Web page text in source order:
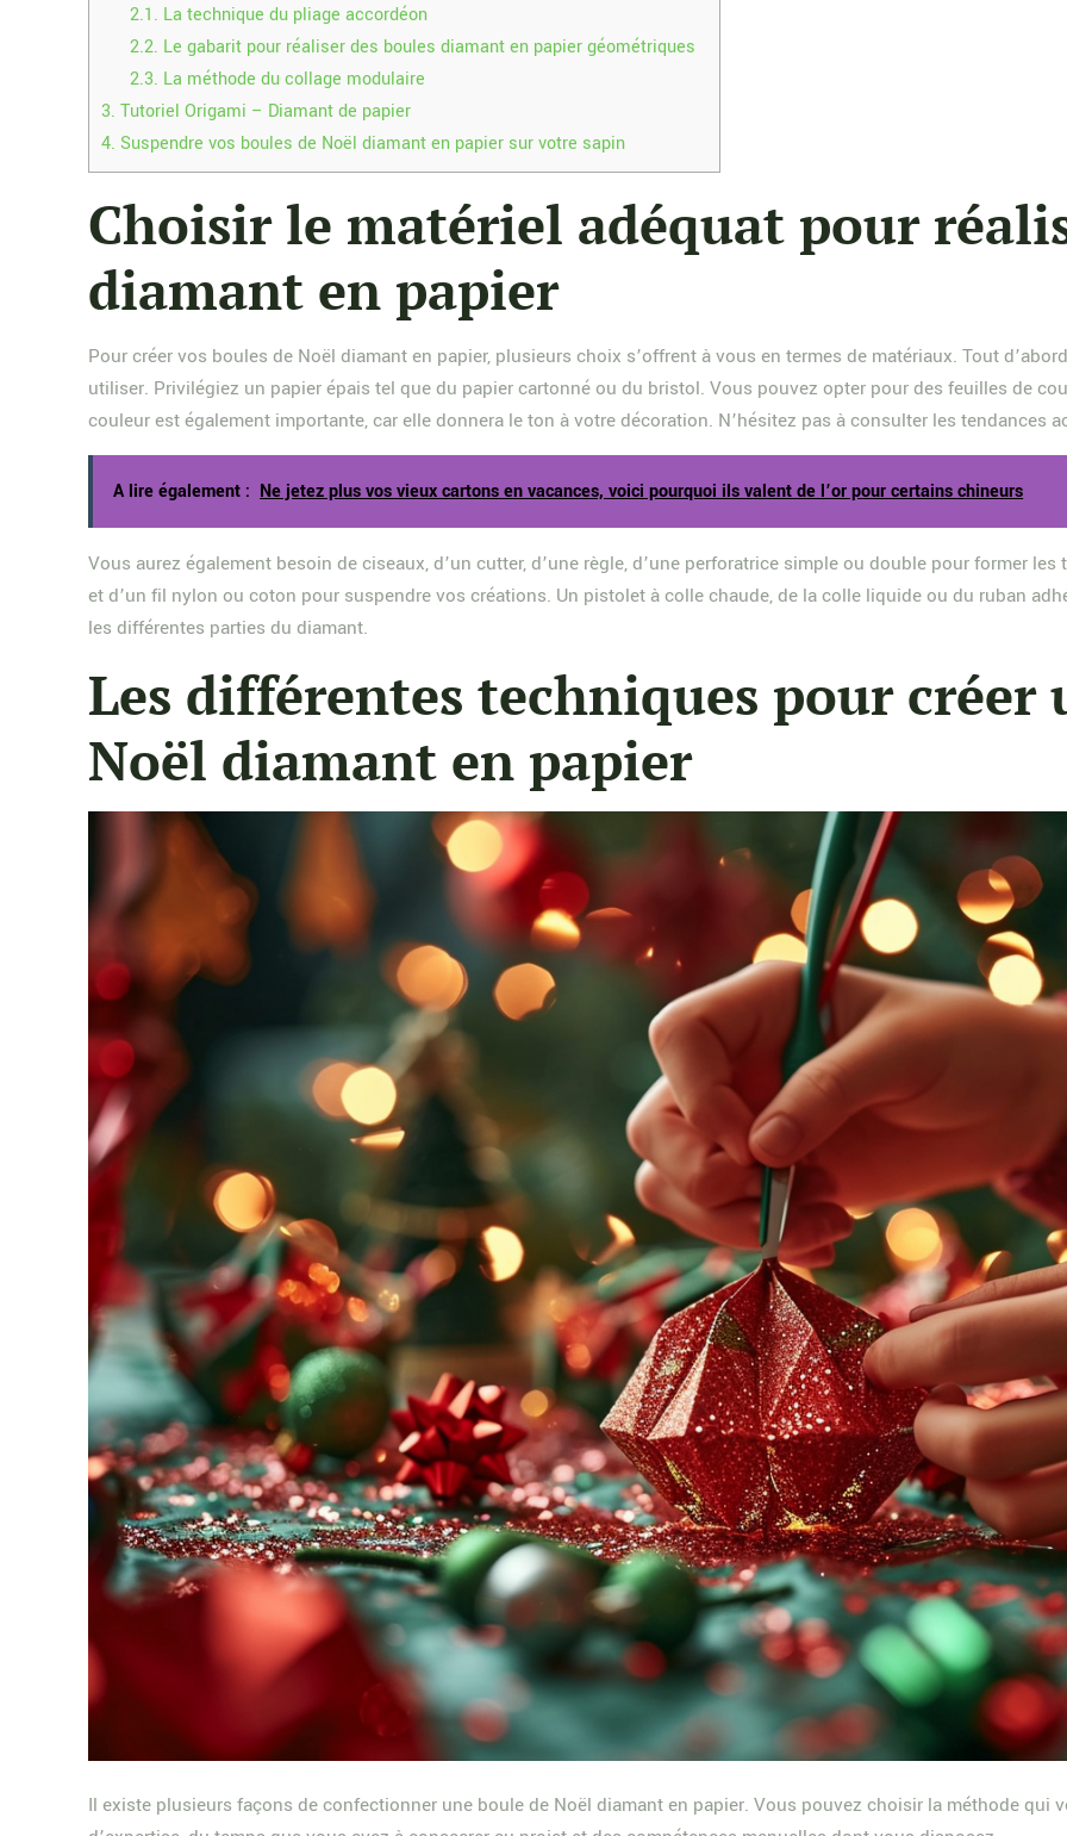
2.1. La technique du pliage accordéon
2.2. Le gabarit pour réaliser des boules diamant en papier géométriques
2.3. La méthode du collage modulaire
3. Tutoriel Origami – Diamant de papier
4. Suspendre vos boules de Noël diamant en papier sur votre sapin
Choisir le matériel adéquat pour
diamant en papier
Pour créer vos boules de Noël diamant en papier, plusieurs choix s’offrent à vous en termes de matériaux. Tout
utiliser. Privilégiez un papier épais tel que du papier cartonné ou du bristol. Vous pouvez opter pour des feuilles de
couleur est également importante, car elle donnera le ton à votre décoration. N’hésitez pas à consulter les tendances
A lire également : Ne jetez plus vos vieux cartons en vacances, voici pourquoi ils valent de l’or pour certains chineurs
Vous aurez également besoin de ciseaux, d’un cutter, d’une règle, d’une perforatrice simple ou double pour former
et d’un fil nylon ou coton pour suspendre vos créations. Un pistolet à colle chaude, de la colle liquide ou du ruban
les différentes parties du diamant.
Les différentes techniques pour créer
Noël diamant en papier
Il existe plusieurs façons de confectionner une boule de Noël diamant en papier. Vous pouvez choisir la méthode qui